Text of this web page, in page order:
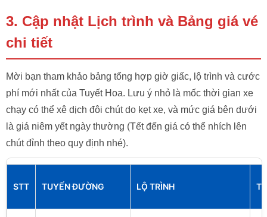
3. Cập nhật Lịch trình và Bảng giá vé
chi tiết
Mời bạn tham khảo bảng tổng hợp giờ giấc, lộ trình và cước
phí mới nhất của Tuyết Hoa. Lưu ý nhỏ là mốc thời gian xe
chạy có thể xê dịch đôi chút do kẹt xe, và mức giá bên dưới
là giá niêm yết ngày thường (Tết đến giá có thể nhích lên
chút đỉnh theo quy định nhé).
STT TUYẾN ĐƯỜNG LỘ TRÌNH